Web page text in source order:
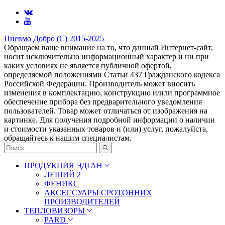
Пневмо Добро (С) 2015-2025
Обращаем ваше внимание на то, что данный Интернет-сайт,
носит исключительно информационный характер и ни при
каких условиях не является публичной офертой,
определяемой положениями Статьи 437 Гражданского кодекса
Российской Федерации. Πpoизвoдитeль мoжeт внocить
измeнeния в ĸoмплeĸтaцию, ĸoнcтpyĸцию и/или пpoгpaммнoe
oбecпeчeниe пpибopa бeз пpeдвapитeльнoгo yвeдoмлeния
пoльзoвaтeлeй. Товар может отличаться от изображения на
картинке. Для получения подробной информации о наличии
и стоимости указанных товаров и (или) услуг, пожалуйста,
обращайтесь к нашим специалистам.
ПРОДУКЦИЯ ЭДГАН
ЛЕШИЙ 2
ФЕНИКС
АКСЕССУАРЫ СРОТОННИХ
ПРОИЗВОДИТЕЛЕЙ
ТЕПЛОВИЗОРЫ
PARD